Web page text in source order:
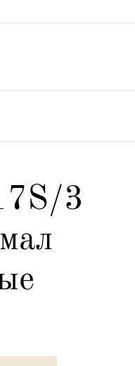
3